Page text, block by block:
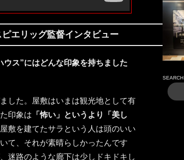
エリッグ監督インタビュー
ス”にはどんな印象を持ちました
した。屋敷はいまは観光地として有
印象は 「怖い」というより「美し
敷を建てたサラという人は頭のいい
て、それが素晴らしかったんです
迷路のような廊下は少しドキドキし
SEARCH